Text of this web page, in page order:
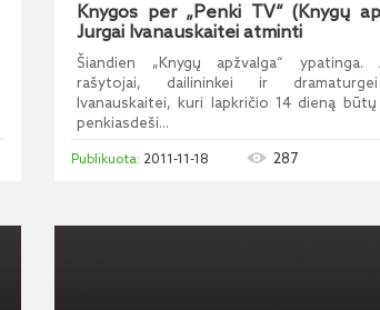
Knygos per „Penki TV“ (Knygų
Jurgai Ivanauskaitei atminti
Šiandien „Knygų apžvalga“
rašytojai, dailininkei ir
Ivanauskaitei, kuri lapkričio 14 dieną
penkiasdeši...
2011-11-18 287